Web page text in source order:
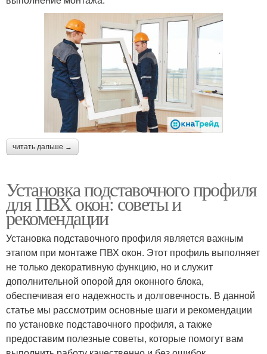
читать дальше →
Установка подставочного профиля
для ПВХ окон: советы и
рекомендации
Установка подставочного профиля является важным
этапом при монтаже ПВХ окон. Этот профиль выполняет
не только декоративную функцию, но и служит
дополнительной опорой для оконного блока,
обеспечивая его надежность и долговечность. В данной
статье мы рассмотрим основные шаги и рекомендации
по установке подставочного профиля, а также
предоставим полезные советы, которые помогут вам